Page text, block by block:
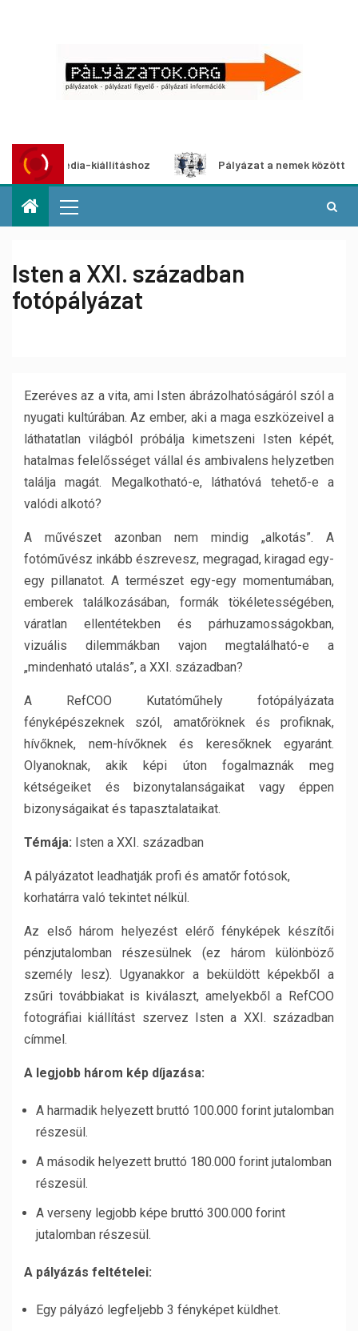
kiállításhoz Pályázat a nemek közötti
Isten a XXI. században
fotópályázat
Ezeréves az a vita, ami Isten ábrázolhatóságáról szól a
nyugati kultúrában. Az ember, aki a maga eszközeivel a
láthatatlan világból próbálja kimetszeni Isten képét,
hatalmas felelősséget vállal és ambivalens helyzetben
találja magát. Megalkotható-e, láthatóvá tehető-e a
valódi alkotó?
A művészet azonban nem mindig „alkotás”. A
fotóművész inkább észrevesz, megragad, kiragad egy-
egy pillanatot. A természet egy-egy momentumában,
emberek találkozásában, formák tökéletességében,
váratlan ellentétekben és párhuzamosságokban,
vizuális dilemmákban vajon megtalálható-e a
„mindenható utalás”, a XXI. században?
A RefCOO Kutatóműhely fotópályázata
fényképészeknek szól, amatőröknek és profiknak,
hívőknek, nem-hívőknek és keresőknek egyaránt.
Olyanoknak, akik képi úton fogalmaznák meg
kétségeiket és bizonytalanságaikat vagy éppen
bizonyságaikat és tapasztalataikat.
Témája: Isten a XXI. században
A pályázatot leadhatják profi és amatőr fotósok,
korhatárra való tekintet nélkül.
Az első három helyezést elérő fényképek készítői
pénzjutalomban részesülnek (ez három különböző
személy lesz). Ugyanakkor a beküldött képekből a
zsűri továbbiakat is kiválaszt, amelyekből a RefCOO
fotográfiai kiállítást szervez Isten a XXI. században
címmel.
A legjobb három kép díjazása:
A harmadik helyezett bruttó 100.000 forint jutalomban
részesül.
A második helyezett bruttó 180.000 forint jutalomban
részesül.
A verseny legjobb képe bruttó 300.000 forint
jutalomban részesül.
A pályázás feltételei:
Egy pályázó legfeljebb 3 fényképet küldhet.